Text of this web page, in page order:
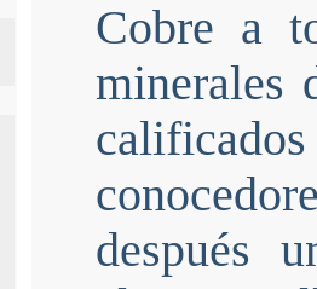
Cobre a
minerales
después